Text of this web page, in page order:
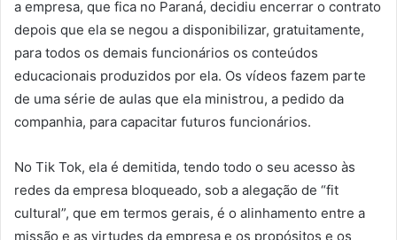
a empresa, que fica no Paraná, decidiu encerrar o contrato
depois que ela se negou a disponibilizar, gratuitamente,
para todos os demais funcionários os conteúdos
educacionais produzidos por ela. Os vídeos fazem parte
de uma série de aulas que ela ministrou, a pedido da
companhia, para capacitar futuros funcionários.
No Tik Tok, ela é demitida, tendo todo o seu acesso às
redes da empresa bloqueado, sob a alegação de “fit
cultural”, que em termos gerais, é o alinhamento entre a
missão e as virtudes da empresa e os propósitos e os